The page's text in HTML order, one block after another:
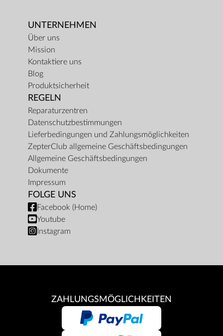
UNTERNEHMEN
Über uns
Mission
Kontaktiere uns
Blog
Produktsicherheit
REGELN
Reparaturzentren
Datenschutzbestimmungen
Lieferbedingungen und Zahlungsmöglichkeiten
ZepterClub allgemeine Geschäftsbedingungen
Allgemeine Geschäftsbedingungen
Dokumente
Impressum
FOLGE UNS
Facebook (Home)
Youtube
Instagram
ZAHLUNGSMÖGLICHKEITEN